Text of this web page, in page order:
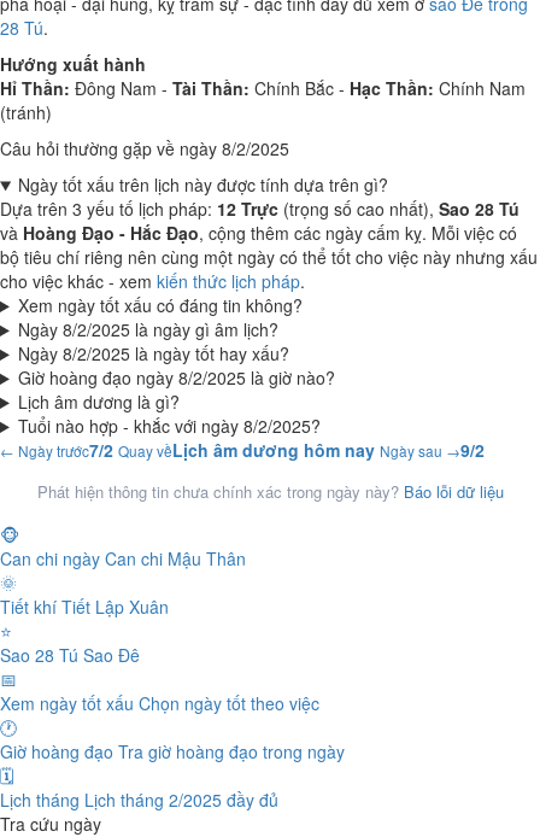
28 Tú.
Hướng xuất hành
Hỉ Thần: Đông Nam - Tài Thần: Chính Bắc - Hạc Thần: Chính Nam
(tránh)
Câu hỏi thường gặp về ngày 8/2/2025
Ngày tốt xấu trên lịch này được tính dựa trên gì?
Dựa trên 3 yếu tố lịch pháp: 12 Trực (trọng số cao nhất), Sao 28 Tú
và Hoàng Đạo - Hắc Đạo, cộng thêm các ngày cấm kỵ. Mỗi việc có
bộ tiêu chí riêng nên cùng một ngày có thể tốt cho việc này nhưng xấu
cho việc khác - xem kiến thức lịch pháp.
Xem ngày tốt xấu có đáng tin không?
Ngày 8/2/2025 là ngày gì âm lịch?
Ngày 8/2/2025 là ngày tốt hay xấu?
Giờ hoàng đạo ngày 8/2/2025 là giờ nào?
Lịch âm dương là gì?
Tuổi nào hợp - khắc với ngày 8/2/2025?
← Ngày trước7/2 Quay vềLịch âm dương hôm nay Ngày sau →9/2
Phát hiện thông tin chưa chính xác trong ngày này? Báo lỗi dữ liệu
🐵
Can chi ngày Can chi Mậu Thân
🌞
Tiết khí Tiết Lập Xuân
⭐
Sao 28 Tú Sao Đê
📅
Xem ngày tốt xấu Chọn ngày tốt theo việc
🕐
Giờ hoàng đạo Tra giờ hoàng đạo trong ngày
🗓️
Lịch tháng Lịch tháng 2/2025 đầy đủ
Tra cứu ngày